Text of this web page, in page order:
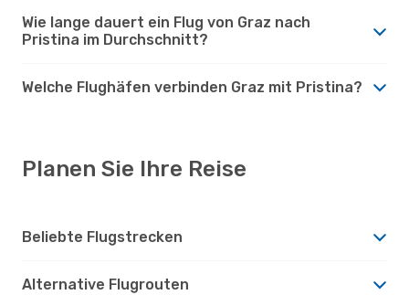
Wie lange dauert ein Flug von Graz nach
Pristina im Durchschnitt?
Welche Flughäfen verbinden Graz mit Pristina?
Planen Sie Ihre Reise
Beliebte Flugstrecken
Alternative Flugrouten